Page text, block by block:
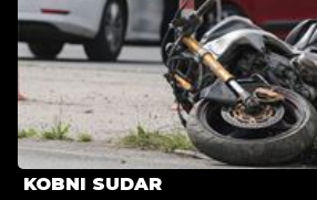
KOBNI SUDAR